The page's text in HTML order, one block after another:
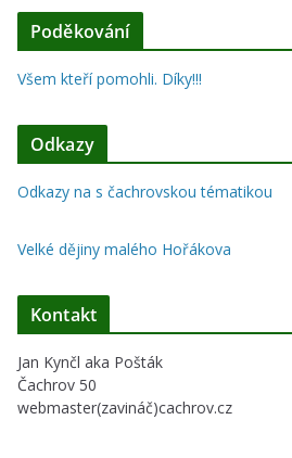
Poděkování
Všem kteří pomohli. Díky!!!
Odkazy
Odkazy na s čachrovskou tématikou
Velké dějiny malého Hořákova
Kontakt
Jan Kynčl aka Pošták
Čachrov 50
webmaster(zavináč)cachrov.cz